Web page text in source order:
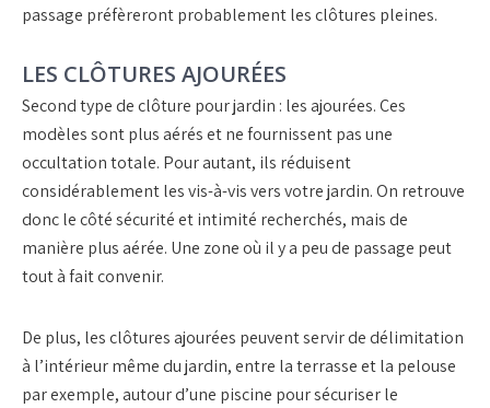
passage préfèreront probablement les clôtures pleines.
LES CLÔTURES AJOURÉES
Second type de clôture pour jardin : les ajourées. Ces
modèles sont plus aérés et ne fournissent pas une
occultation totale. Pour autant, ils réduisent
considérablement les vis-à-vis vers votre jardin. On retrouve
donc le côté sécurité et intimité recherchés, mais de
manière plus aérée. Une zone où il y a peu de passage peut
tout à fait convenir.
De plus, les clôtures ajourées peuvent servir de délimitation
à l’intérieur même du jardin, entre la terrasse et la pelouse
par exemple, autour d’une piscine pour sécuriser le